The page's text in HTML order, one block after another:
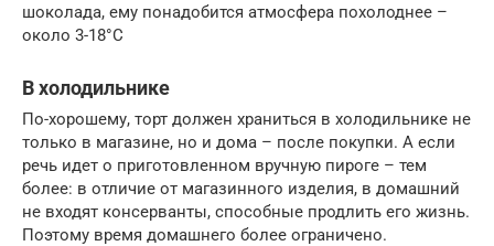
шоколада, ему понадобится атмосфера похолоднее –
около 3-18°С
В холодильнике
По-хорошему, торт должен храниться в холодильнике не
только в магазине, но и дома – после покупки. А если
речь идет о приготовленном вручную пироге – тем
более: в отличие от магазинного изделия, в домашний
не входят консерванты, способные продлить его жизнь.
Поэтому время домашнего более ограничено.